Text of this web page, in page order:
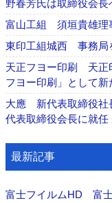
野春芳氏は取締役会長
富山工組 須垣貴雄理
東印工組城西 事務局
天正フヨー印刷 天正
フヨー印刷」として新
大應 新代表取締役社
代表取締役会長に就任
最新記事
富士フイルムHD 富士